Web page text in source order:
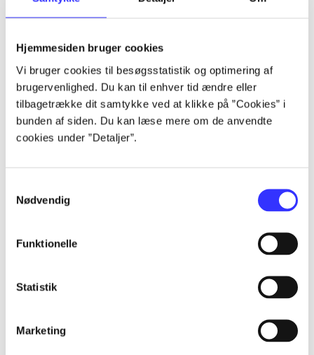
Hjemmesiden bruger cookies
Vi bruger cookies til besøgsstatistik og optimering af
brugervenlighed. Du kan til enhver tid ændre eller
tilbagetrække dit samtykke ved at klikke på ”Cookies” i
bunden af siden. Du kan læse mere om de anvendte
cookies under ”Detaljer”.
Nødvendig
Funktionelle
Statistik
Marketing
Artikler
...
...